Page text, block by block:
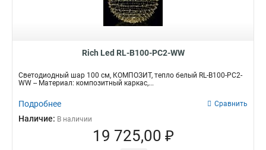
Rich Led RL-B100-PC2-WW
Светодиодный шар 100 см, КОМПОЗИТ, тепло белый RL-B100-PC2-
WW -- Материал: композитный каркас,...
Подробнее Сравнить
Наличие: В наличии
19 725,00 ₽